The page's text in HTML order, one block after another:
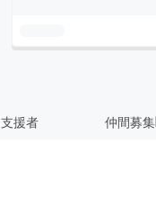
支援者 仲間募集